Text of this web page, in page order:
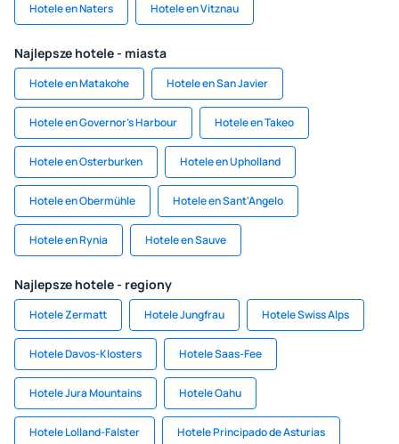
Hotele en Naters Hotele en Vitznau
Najlepsze hotele - miasta
Hotele en Matakohe Hotele en San Javier
Hotele en Governor's Harbour Hotele en Takeo
Hotele en Osterburken Hotele en Upholland
Hotele en Obermühle Hotele en Sant'Angelo
Hotele en Rynia Hotele en Sauve
Najlepsze hotele - regiony
Hotele Zermatt Hotele Jungfrau Hotele Swiss Alps
Hotele Davos-Klosters Hotele Saas-Fee
Hotele Jura Mountains Hotele Oahu
Hotele Lolland-Falster Hotele Principado de Asturias